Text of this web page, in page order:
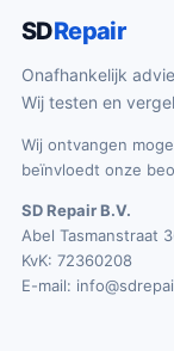
SDRepair
Onafhankelijk
Wij testen en
Wij ontvangen
beïnvloedt onze
SD Repair B.V.
Abel Tasmanstraat
KvK: 72360208
E-mail: